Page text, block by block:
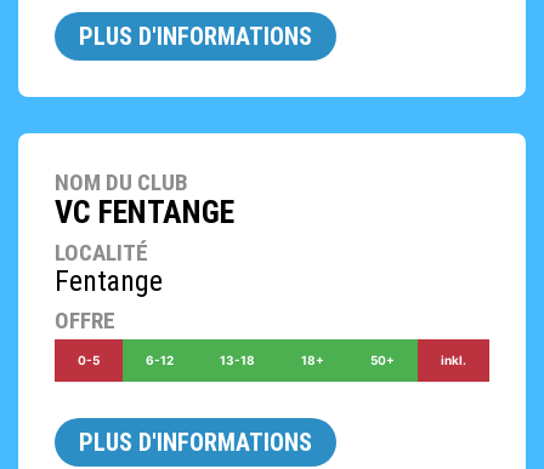
PLUS D'INFORMATIONS
NOM DU CLUB
VC FENTANGE
LOCALITÉ
Fentange
OFFRE
0-5 6-12 13-18 18+ 50+ inkl.
PLUS D'INFORMATIONS